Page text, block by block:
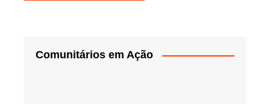
Comunitários em Ação